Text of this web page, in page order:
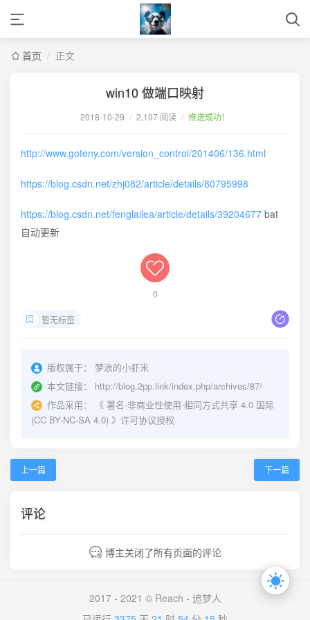
首页 / 正文
win10 做端口映射
2018-10-29 / 2,107 阅读 / 推送成功！
http://www.goteny.com/version_control/201406/136.html
https://blog.csdn.net/zhj082/article/details/80795998
https://blog.csdn.net/fenglailea/article/details/39204677 bat
自动更新
0
暂无标签
版权属于：
梦浪的小虾米
本文链接：
http://blog.2pp.link/index.php/archives/87/
作品采用：
《 署名-非商业性使用-相同方式共享 4.0 国际
(CC BY-NC-SA 4.0) 》许可协议授权
上一篇 下一篇
评论
博主关闭了所有页面的评论
2017 - 2021 © Reach - 追梦人